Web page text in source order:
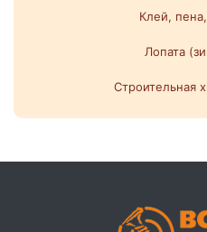
Клей,
Лопата
Строительная